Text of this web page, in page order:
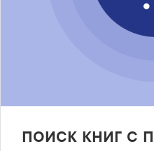
поиск книг с